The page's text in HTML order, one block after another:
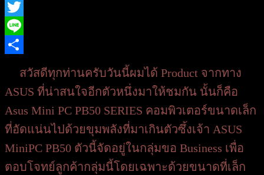
Copy
Link
Twitter
Line
สวัสดีทุกท่านครับวันนี้ผมได้ ​Product จากทาง
ASUS ที่น่าสนใจอีกตัวหนึ่งมาให้ชมกัน นั้นก็คือ
Asus Mini PC PB50 SERIES คอมพิวเตอร์ขนาดเล็ก
ที่อัดแน่นไปด้วยขุมพลังที่มาเกินตัวซึ้งเจ้า ASUS
MiniPC PB50 ตัวนี้จัดอยู่ในกลุ่มขอ Business เพื่อ
ตอบโจทย์ลูกค้ากลุ่มนี้โดยเฉพาะด้วยขนาดที่เล็ก